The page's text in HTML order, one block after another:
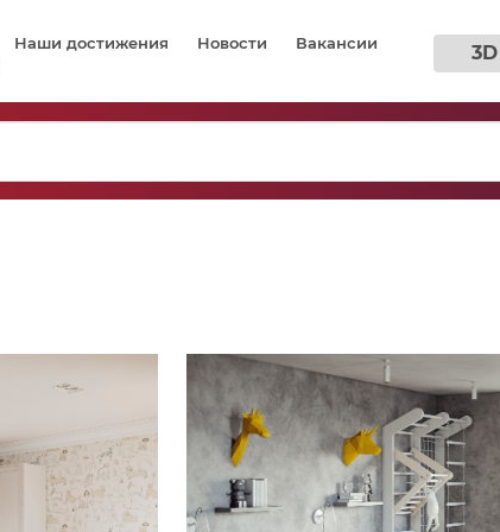
Наши достижения Новости
Вакансии